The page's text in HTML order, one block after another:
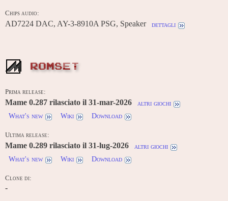
Chips audio:
AD7224 DAC, AY-3-8910A PSG, Speaker dettagli
ROMSET
Prima release:
Mame 0.287 rilasciato il 31-mar-2026
altri giochi
What's new
Wiki Download
Ultima release:
Mame 0.289 rilasciato il 31-lug-2026
altri giochi
What's new
Wiki Download
Clone di:
-